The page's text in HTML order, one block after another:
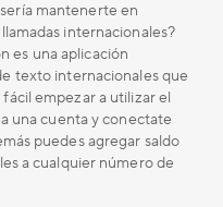
mantenerte en
internacionales?
es una aplicación
texto internacionales que
empezar a utilizar el
una cuenta y conectate
puedes agregar saldo
a cualquier número de